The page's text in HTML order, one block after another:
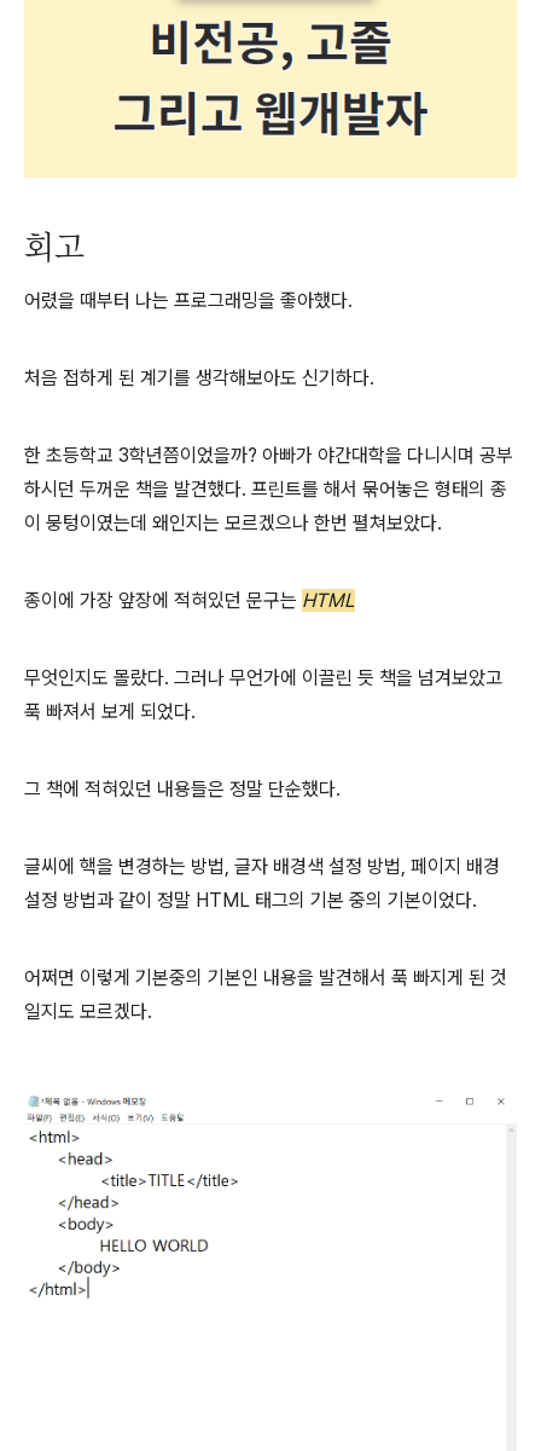
회고
어렸을 때부터 나는 프로그래밍을 좋아했다.
처음 접하게 된 계기를 생각해보아도 신기하다.
한 초등학교 3학년쯤이었을까? 아빠가 야간대학을 다니시며 공부
하시던 두꺼운 책을 발견했다. 프린트를 해서 묶어놓은 형태의 종
이 뭉텅이였는데 왜인지는 모르겠으나 한번 펼쳐보았다.
종이에 가장 앞장에 적혀있던 문구는 HTML
무엇인지도 몰랐다. 그러나 무언가에 이끌린 듯 책을 넘겨보았고
푹 빠져서 보게 되었다.
그 책에 적혀있던 내용들은 정말 단순했다.
글씨에 핵을 변경하는 방법, 글자 배경색 설정 방법, 페이지 배경
설정 방법과 같이 정말 HTML 태그의 기본 중의 기본이었다.
어쩌면 이렇게 기본중의 기본인 내용을 발견해서 푹 빠지게 된 것
일지도 모르겠다.